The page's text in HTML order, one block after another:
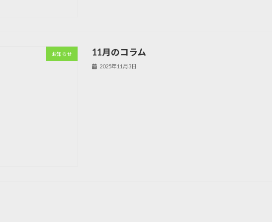
お知らせ 11月のコラム
2025年11月3日